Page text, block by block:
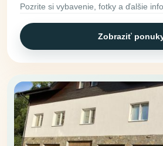
Pozrite si vybavenie, fotky a ďalšie
Zobraziť